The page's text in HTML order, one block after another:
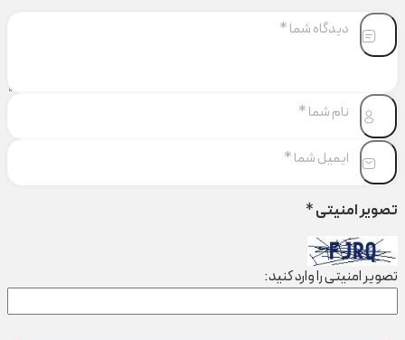
تصویر امنیتی*
تصویر امنیتی را وارد کنید: